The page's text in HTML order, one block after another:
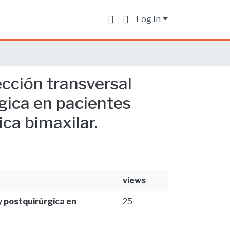
Log In
transversal
en pacientes
bimaxilar.
views
postquirúrgica en 25